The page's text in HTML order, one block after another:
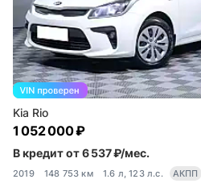
Kia Rio
1 052 000 ₽
В кредит от 6 537 ₽/мес.
2019 148 753 км 1.6 л, 123 л.с. АКПП